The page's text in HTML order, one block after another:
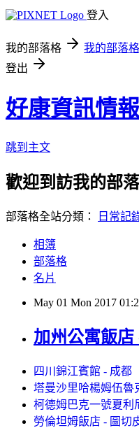
登入
我的部落格 我的部落
登出
好康資訊情報
跳到主文
歡迎到訪我的部
部落格全站分類： 日常記
相簿
部落格
名片
May 01 Mon 2017
加州公寓飯
四川錦江賓館 - 成都
塔曼沙里哈楊姆伍魯
柯德姆巴克一號夏利
勞倫坦姆飯店 - 圖切